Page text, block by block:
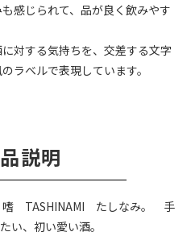
感じられて、品が良く飲みやす
対する気持ちを、交差する文字
ラベルで表現しています。
説明
TASHINAMI たしなみ。 手
い、初い愛い酒。